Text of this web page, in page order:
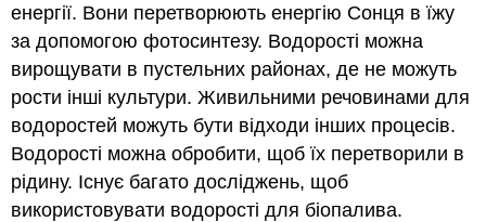
енергії. Вони перетворюють енергію Сонця в їжу
за допомогою фотосинтезу. Водорості можна
вирощувати в пустельних районах, де не можуть
рости інші культури. Живильними речовинами для
водоростей можуть бути відходи інших процесів.
Водорості можна обробити, щоб їх перетворили в
рідину. Існує багато досліджень, щоб
використовувати водорості для біопалива.